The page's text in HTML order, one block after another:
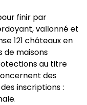
finir par
vallonné et
121 châteaux en
de maisons
au titre
des
inscriptions :